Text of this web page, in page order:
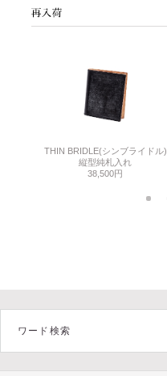
THIN BRIDLE(シンブライドル)
縦型純札入れ
38,500円